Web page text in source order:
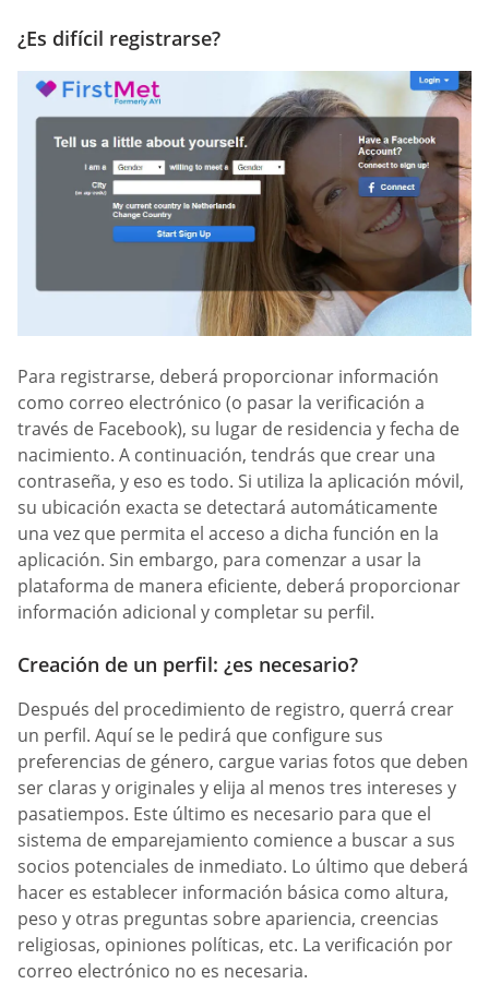
¿Es difícil registrarse?
Para registrarse, deberá proporcionar información
como correo electrónico (o pasar la verificación a
través de Facebook), su lugar de residencia y fecha de
nacimiento. A continuación, tendrás que crear una
contraseña, y eso es todo. Si utiliza la aplicación móvil,
su ubicación exacta se detectará automáticamente
una vez que permita el acceso a dicha función en la
aplicación. Sin embargo, para comenzar a usar la
plataforma de manera eficiente, deberá proporcionar
información adicional y completar su perfil.
Creación de un perfil: ¿es necesario?
Después del procedimiento de registro, querrá crear
un perfil. Aquí se le pedirá que configure sus
preferencias de género, cargue varias fotos que deben
ser claras y originales y elija al menos tres intereses y
pasatiempos. Este último es necesario para que el
sistema de emparejamiento comience a buscar a sus
socios potenciales de inmediato. Lo último que deberá
hacer es establecer información básica como altura,
peso y otras preguntas sobre apariencia, creencias
religiosas, opiniones políticas, etc. La verificación por
correo electrónico no es necesaria.